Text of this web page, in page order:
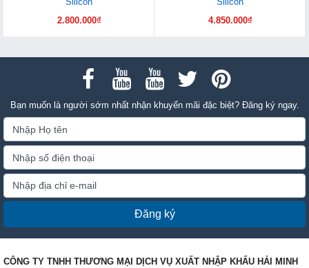
2.800.000₫
4.850.000₫
Bạn muốn là người sớm nhất nhận khuyến mãi đặc biệt? Đăng ký ngay.
Đăng ký
CÔNG TY TNHH THƯƠNG MẠI DỊCH VỤ XUẤT NHẬP KHẨU HẢI MINH